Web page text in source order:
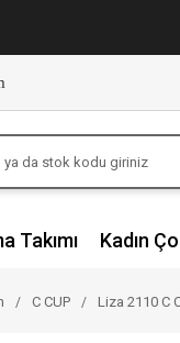
Takımı Kadın
C CUP Liza 2110 C